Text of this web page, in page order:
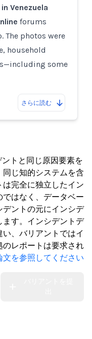
Venezuela
forums
The photos were
household
some
さらに読む
ントと同じ原因要素を
じ知的システムを含
完全に独立したイン
はなく、データベー
ントの元にインシデ
す。インシデントデ
、バリアントではイ
レポートは要求され
を参照してください